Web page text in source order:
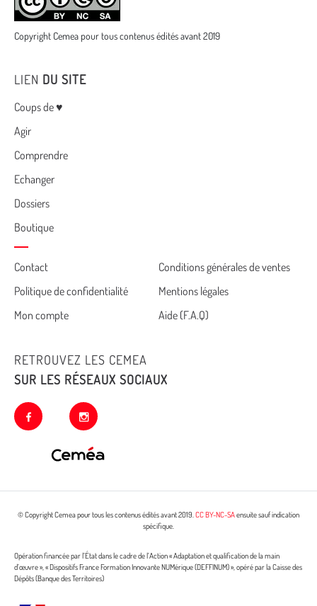
Copyright Cemea pour tous contenus édités avant 2019
LIEN DU SITE
Menu
Coups de ♥
Agir
Comprendre
Echanger
Dossiers
Boutique
Cemea
footer
Contact
Conditions générales de ventes
Politique de confidentialité
Mentions légales
Mon compte
Aide (F.A.Q)
RETROUVEZ LES CEMEA
SUR LES RÉSEAUX SOCIAUX
facebook instagram
© Copyright Cemea pour tous les contenus édités avant 2019. CC BY-NC-SAensuite sauf indication
spécifique.
Opération financée par l’État dans le cadre de l’Action « Adaptation et qualification de la main
d’œuvre », « Dispositifs France Formation Innovante NUMérique (DEFFINUM) », opéré par la Caisse des
Dépôts (Banque des Territoires)